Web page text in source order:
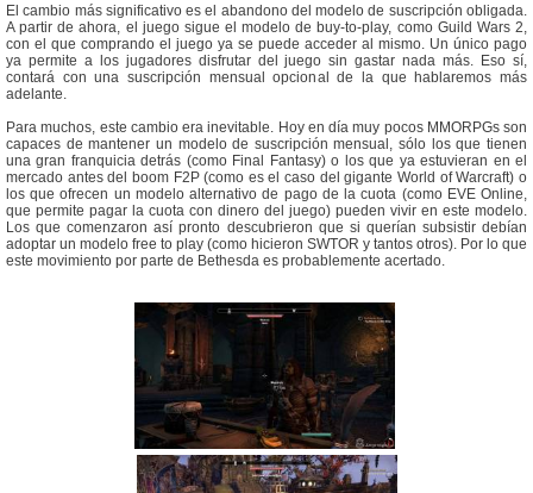
El cambio más significativo es el abandono del modelo de suscripción obligada.
A partir de ahora, el juego sigue el modelo de buy-to-play, como Guild Wars 2,
con el que comprando el juego ya se puede acceder al mismo. Un único pago
ya permite a los jugadores disfrutar del juego sin gastar nada más. Eso sí,
contará con una suscripción mensual opcional de la que hablaremos más
adelante.
Para muchos, este cambio era inevitable. Hoy en día muy pocos MMORPGs son
capaces de mantener un modelo de suscripción mensual, sólo los que tienen
una gran franquicia detrás (como Final Fantasy) o los que ya estuvieran en el
mercado antes del boom F2P (como es el caso del gigante World of Warcraft) o
los que ofrecen un modelo alternativo de pago de la cuota (como EVE Online,
que permite pagar la cuota con dinero del juego) pueden vivir en este modelo.
Los que comenzaron así pronto descubrieron que si querían subsistir debían
adoptar un modelo free to play (como hicieron SWTOR y tantos otros). Por lo que
este movimiento por parte de Bethesda es probablemente acertado.